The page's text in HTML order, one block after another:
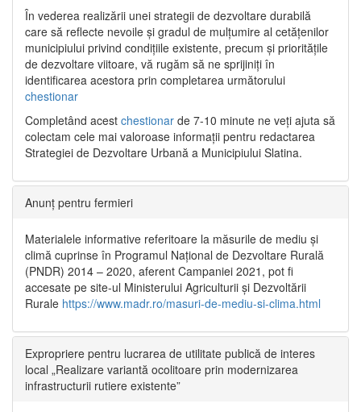
În vederea realizării unei strategii de dezvoltare durabilă
care să reflecte nevoile și gradul de mulțumire al cetățenilor
municipiului privind condițiile existente, precum și prioritățile
de dezvoltare viitoare, vă rugăm să ne sprijiniți în
identificarea acestora prin completarea următorului
chestionar
Completând acest chestionar de 7-10 minute ne veți ajuta să
colectam cele mai valoroase informații pentru redactarea
Strategiei de Dezvoltare Urbană a Municipiului Slatina.
Anunț pentru fermieri
Materialele informative referitoare la măsurile de mediu și
climă cuprinse în Programul Național de Dezvoltare Rurală
(PNDR) 2014 – 2020, aferent Campaniei 2021, pot fi
accesate pe site-ul Ministerului Agriculturii și Dezvoltării
Rurale https://www.madr.ro/masuri-de-mediu-si-clima.html
Expropriere pentru lucrarea de utilitate publică de interes
local „Realizare variantă ocolitoare prin modernizarea
infrastructurii rutiere existente”